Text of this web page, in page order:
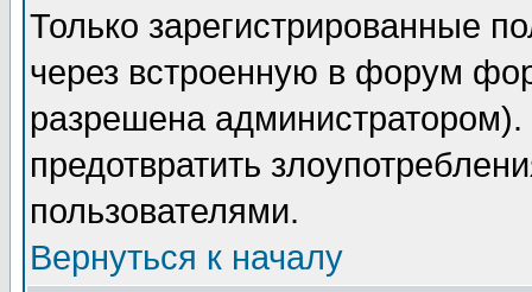
Только зарегистрированные
через встроенную в форум
разрешена
предотвратить
пользователями.
Вернуться к началу